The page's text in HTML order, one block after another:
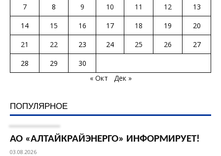
7
8 9 10 11 12
13
14
15 16 17 18 19
20
21
22 23 24 25 26
27
28
29
30
« Окт
Дек »
ПОПУЛЯРНОЕ
АО «АЛТАЙКРАЙЭНЕРГО» ИНФОРМИРУЕТ!
03.08.2026